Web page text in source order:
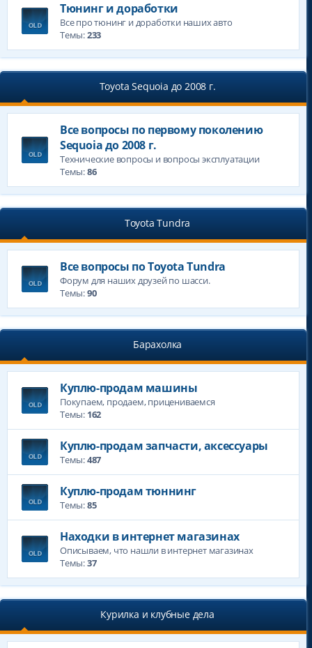
Тюнинг и доработки
Все про тюнинг и доработки наших авто
Темы:233
Toyota Sequoia до 2008 г.
Все вопросы по первому поколению
Sequoia до 2008 г.
Технические вопросы и вопросы эксплуатации
Темы:86
Toyota Tundra
Все вопросы по Toyota Tundra
Форум для наших друзей по шасси.
Темы:90
Барахолка
Куплю-продам машины
Покупаем, продаем, прицениваемся
Темы: 162
Куплю-продам запчасти, аксессуары
Темы:487
Куплю-продам тюннинг
Темы:85
Находки в интернет магазинах
Описываем, что нашли в интернет магазинах
Темы:37
Курилка и клубные дела